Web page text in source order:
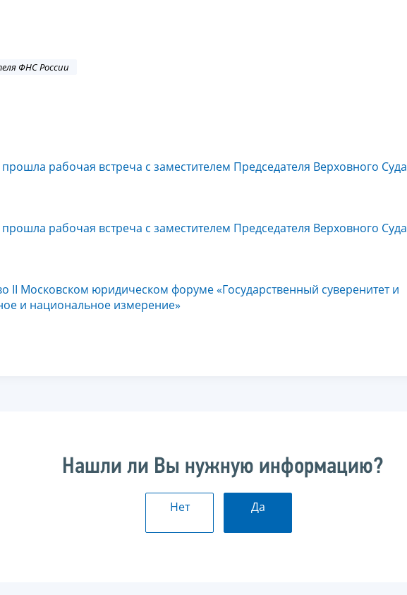
ФНС России
рабочая встреча с заместителем Председателя Верховного Суда
рабочая встреча с заместителем Председателя Верховного Суда
II Московском юридическом форуме «Государственный суверенитет и
и национальное измерение»
Нашли ли Вы нужную информацию?
Нет Да